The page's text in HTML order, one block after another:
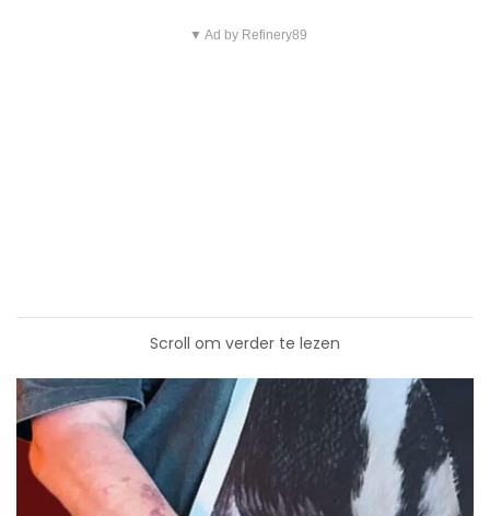
▼ Ad by Refinery89
Scroll om verder te lezen